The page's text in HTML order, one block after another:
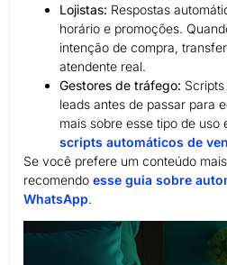
Lojistas: Respostas
horário e promoções.
intenção de compra,
atendente real.
Gestores de tráfego:
leads antes de passar para
mais sobre esse tipo de uso
scripts automáticos de
Se você prefere um conteúdo
recomendo esse guia sobre
WhatsApp.